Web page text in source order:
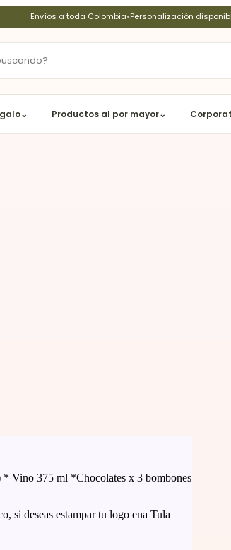
Envíos a toda Colombia•Personalización
⌄ Productos al por mayor⌄
* Vino 375 ml *Chocolates x 3 bombones
si deseas estampar tu logo ena Tula